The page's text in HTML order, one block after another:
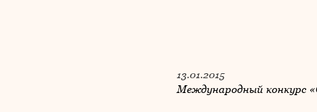
13.01.2015
Международный конкурс